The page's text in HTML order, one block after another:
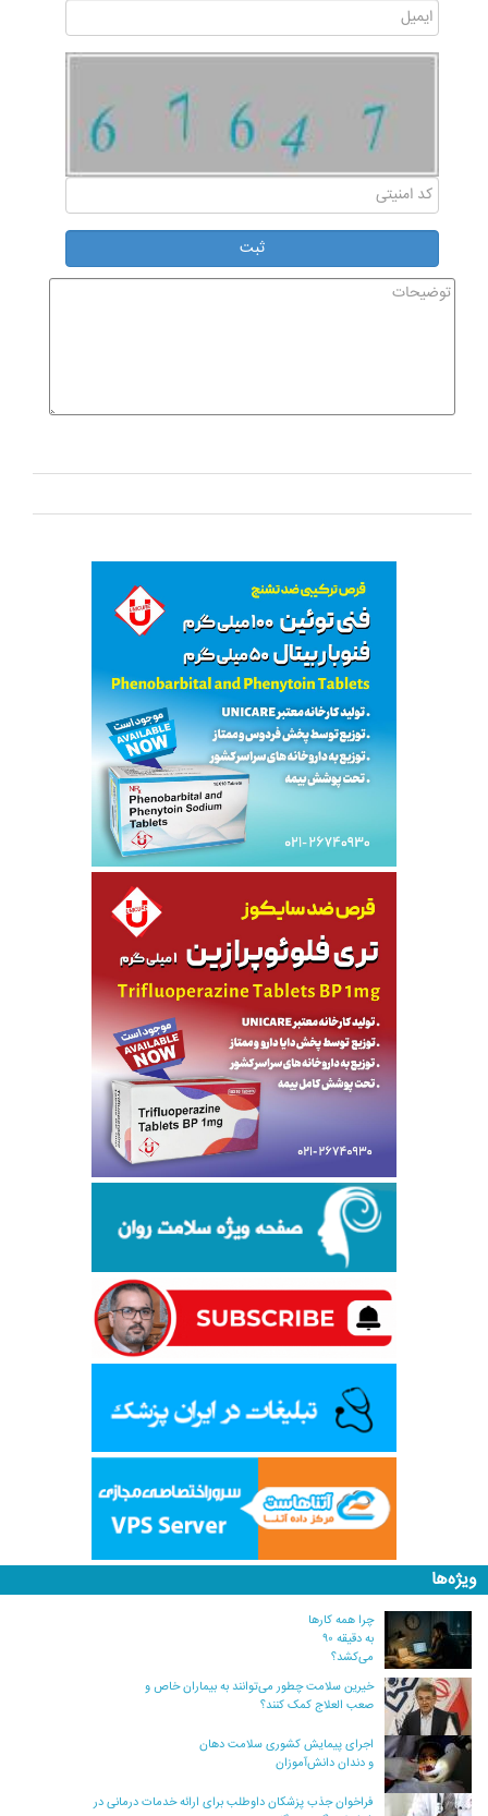
ویژه‌ها
چرا همه کارها
به دقیقه ۹۰
می‌کشد؟
خیرین سلامت چطور می‌توانند به بیماران خاص و
صعب العلاج کمک کنند؟
اجرای پیمایش کشوری سلامت دهان
و دندان دانش‌آموزان
فراخوان جذب پزشکان داوطلب برای ارائه خدمات درمانی در